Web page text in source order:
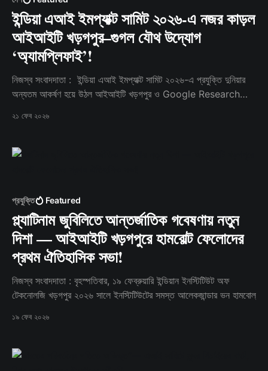
ইন্ডিয়া এআই ইমপ্যাক্ট সামিট ২০২৬-এ নজর কাড়ল
আইআইটি খড়গপুর–গুগল যৌথ উদ্যোগ
‘অ্যামপ্লিফাই’!
নিজস্ব সংবাদদাতা : ইন্ডিয়া এআই ইমপ্যাক্ট সামিট ২০২৬-এ প্রযুক্তি দুনিয়ার
অন্যতম আকর্ষণ হয়ে উঠল আইআইটি খড়গপুর ও Google Research
২১ ফেব ২০২৬
প্রযুক্তি Featured
প্ল্যাটিনাম জুবিলিতে আন্তর্জাতিক গবেষণায় নতুন
দিশা — আইআইটি খড়গপুরে হামবোল্ট ফেলোদের
প্রথম ঐতিহাসিক সভা!
নিজস্ব সংবাদদাতা : বৃহস্পতিবার, ১৯ ফেব্রুয়ারি ইন্ডিয়ান ইনস্টিটিউট অফ
টেকনোলজি খড়গপুর ২০২৬ সালে ইনস্টিটিউটের সমস্ত আলেকজান্ডার ভন হামবোল্
১৯ ফেব ২০২৬